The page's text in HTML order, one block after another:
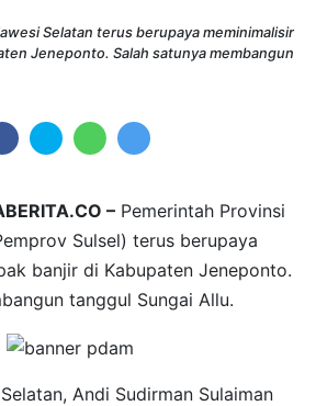
Selatan terus berupaya meminimalisir
Jeneponto. Salah satunya membangun
– Pemerintah Provinsi
Sulsel) terus berupaya
banjir di Kabupaten Jeneponto.
tanggul Sungai Allu.
Andi Sudirman Sulaiman